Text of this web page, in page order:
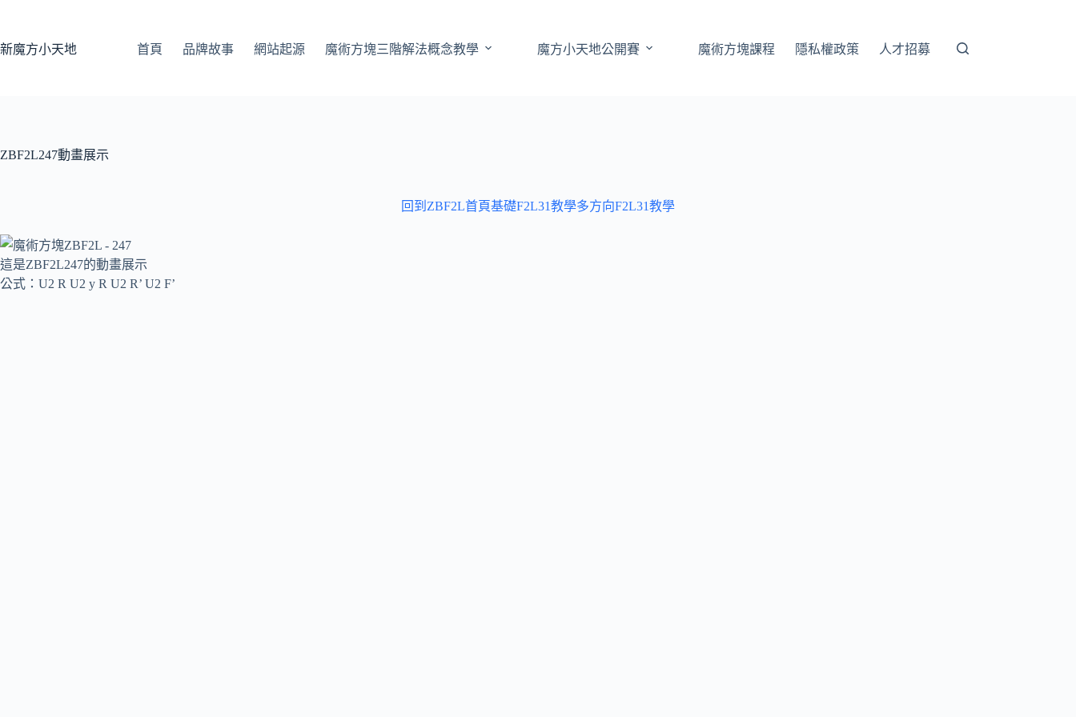
主
新魔方小天地 首頁 品牌故事 網站起源 魔術方塊三階解法概念教學 魔方小天地公開賽 魔術方塊課程 隱私權政策 人才招募
ZBF2L247動畫展示
回到ZBF2L首頁基礎F2L31教學多方向F2L31教學
這是ZBF2L247的動畫展示
公式：U2 R U2 y R U2 R’ U2 F’